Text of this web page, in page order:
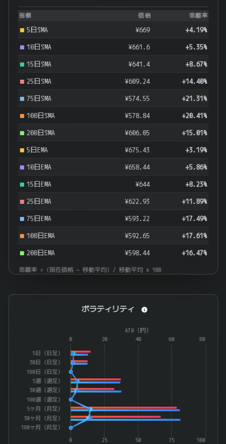
指標 価格 乖離率
5日SMA ¥669 +4.19%
10日SMA ¥661.6 +5.35%
15日SMA ¥641.4 +8.67%
25日SMA ¥609.24
+14.40%
75日SMA
¥574.55 +21.31%
100日SMA ¥578.84 +20.41%
200日SMA ¥606.05 +15.01%
5日EMA ¥675.43 +3.19%
10日EMA ¥658.44 +5.86%
15日EMA ¥644 +8.23%
25日EMA ¥622.93 +11.89%
75日EMA ¥593.22 +17.49%
100日EMA ¥592.65 +17.61%
200日EMA ¥598.44 +16.47%
乖離率 = (現在価格 − 移動平均) / 移動平均 × 100
The chart has 1 X axis displaying categories.
The chart has 2 Y axes displaying ATR（%） and ATR（円）.
ATR（円）
5日（日足）
30日（日足）
180日（日足）
5週（週足）
30週（週足）
180週（週足）
5ヶ月（月足）
30ヶ月（月足）
180ヶ月（月足）
0 100
25 50 75
0 60
20 40 80
ボラティリティ